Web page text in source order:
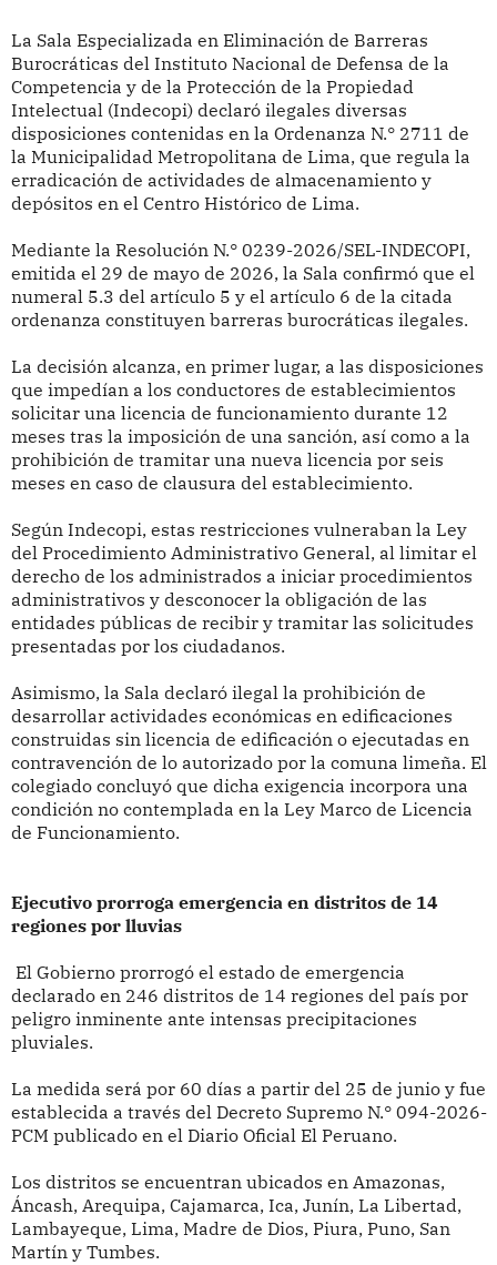
La Sala Especializada en Eliminación de Barreras
Burocráticas del Instituto Nacional de Defensa de la
Competencia y de la Protección de la Propiedad
Intelectual (Indecopi) declaró ilegales diversas
disposiciones contenidas en la Ordenanza N.° 2711 de
la Municipalidad Metropolitana de Lima, que regula la
erradicación de actividades de almacenamiento y
depósitos en el Centro Histórico de Lima.
Mediante la Resolución N.° 0239-2026/SEL-INDECOPI,
emitida el 29 de mayo de 2026, la Sala confirmó que el
numeral 5.3 del artículo 5 y el artículo 6 de la citada
ordenanza constituyen barreras burocráticas ilegales.
La decisión alcanza, en primer lugar, a las disposiciones
que impedían a los conductores de establecimientos
solicitar una licencia de funcionamiento durante 12
meses tras la imposición de una sanción, así como a la
prohibición de tramitar una nueva licencia por seis
meses en caso de clausura del establecimiento.
Según Indecopi, estas restricciones vulneraban la Ley
del Procedimiento Administrativo General, al limitar el
derecho de los administrados a iniciar procedimientos
administrativos y desconocer la obligación de las
entidades públicas de recibir y tramitar las solicitudes
presentadas por los ciudadanos.
Asimismo, la Sala declaró ilegal la prohibición de
desarrollar actividades económicas en edificaciones
construidas sin licencia de edificación o ejecutadas en
contravención de lo autorizado por la comuna limeña. El
colegiado concluyó que dicha exigencia incorpora una
condición no contemplada en la Ley Marco de Licencia
de Funcionamiento.
Ejecutivo prorroga emergencia en distritos de 14
regiones por lluvias
El Gobierno prorrogó el estado de emergencia
declarado en 246 distritos de 14 regiones del país por
peligro inminente ante intensas precipitaciones
pluviales.
La medida será por 60 días a partir del 25 de junio y fue
establecida a través del Decreto Supremo N.° 094-2026-
PCM publicado en el Diario Oficial El Peruano.
Los distritos se encuentran ubicados en Amazonas,
Áncash, Arequipa, Cajamarca, Ica, Junín, La Libertad,
Lambayeque, Lima, Madre de Dios, Piura, Puno, San
Martín y Tumbes.